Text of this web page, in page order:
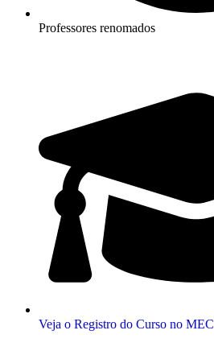
Professores renomados
Veja o Registro do Curso no MEC